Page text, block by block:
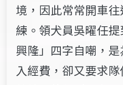
境，因此常常開車
練。領犬員吳曜任
興隆」四字自嘲，
入經費，卻又要求